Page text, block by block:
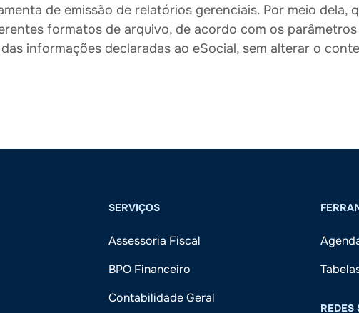
de emissão de relatórios gerenciais. Por meio dela,
formatos de arquivo, de acordo com os
informações declaradas ao eSocial, sem alterar o
SERVIÇOS
Assessoria Fiscal
BPO Financeiro
Contabilidade Geral
REDES